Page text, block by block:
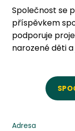
Společnost se
příspěvkem
podporuje
narozené děti
Adresa